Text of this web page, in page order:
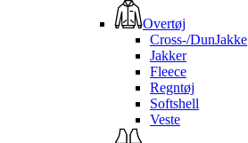
Overtøj
Cross-/DunJakke
Jakker
Fleece
Regntøj
Softshell
Veste